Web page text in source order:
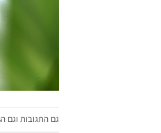
גם התגובות וגם הtrackbacks סגורים כרגע.